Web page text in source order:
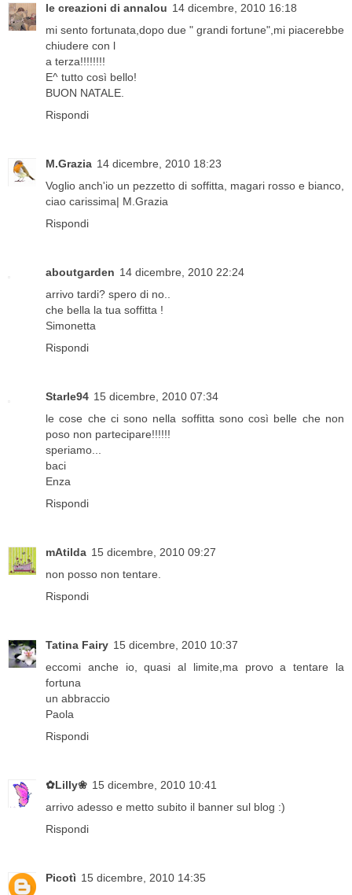
le creazioni di annalou 14 dicembre, 2010 16:18
mi sento fortunata,dopo due " grandi fortune",mi piacerebbe
chiudere con l
a terza!!!!!!!!
E^ tutto così bello!
BUON NATALE.
Rispondi
M.Grazia 14 dicembre, 2010 18:23
Voglio anch'io un pezzetto di soffitta, magari rosso e bianco,
ciao carissima| M.Grazia
Rispondi
aboutgarden 14 dicembre, 2010 22:24
arrivo tardi? spero di no..
che bella la tua soffitta !
Simonetta
Rispondi
Starle94 15 dicembre, 2010 07:34
le cose che ci sono nella soffitta sono così belle che non
poso non partecipare!!!!!!
speriamo...
baci
Enza
Rispondi
mAtilda 15 dicembre, 2010 09:27
non posso non tentare.
Rispondi
Tatina Fairy 15 dicembre, 2010 10:37
eccomi anche io, quasi al limite,ma provo a tentare la
fortuna
un abbraccio
Paola
Rispondi
✿Lilly❀ 15 dicembre, 2010 10:41
arrivo adesso e metto subito il banner sul blog :)
Rispondi
Picotì 15 dicembre, 2010 14:35